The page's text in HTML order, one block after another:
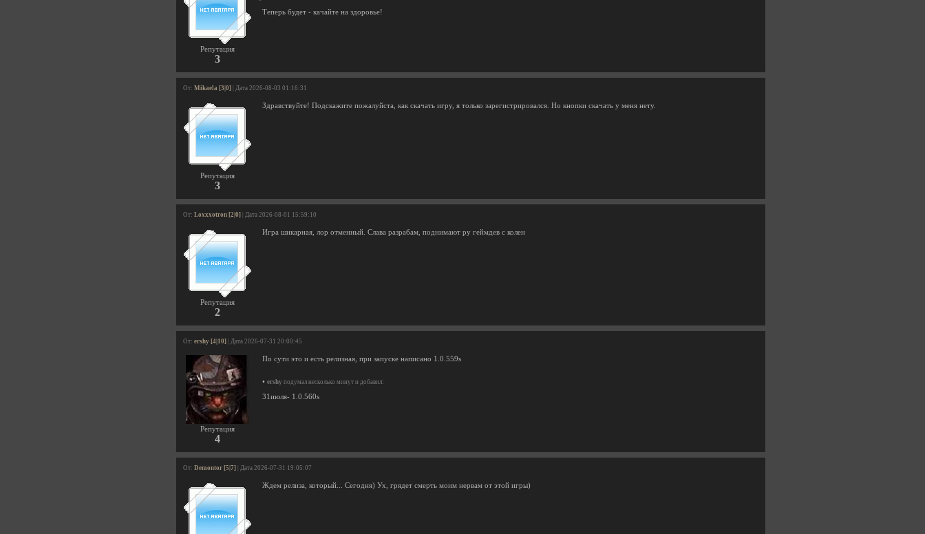
Репутация
3
Теперь будет - качайте на здоровье!
От: Mikaela [3|0] | Дата 2026-08-03 01:16:31
Репутация
3
Здравствуйте! Подскажите пожалуйста, как скачать игру, я только зарегистрировался. Но кнопки скачать у меня нету.
От: Loxxxotron [2|0] | Дата 2026-08-01 15:59:10
Репутация
2
Игра шикарная, лор отменный. Слава разрабам, поднимают ру геймдев с колен
От: ershy [4|10] | Дата 2026-07-31 20:00:45
Репутация
4
По сути это и есть релизная, при запуске написано 1.0.559s
• ershy подумал несколько минут и добавил:
31июля- 1.0.560s
От: Demontor [5|7] | Дата 2026-07-31 19:05:07
Ждем релиза, который... Сегодня) Ух, грядет смерть моим нервам от этой игры)